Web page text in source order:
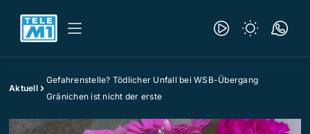
Aktuell
Gefahrenstelle? Tödlicher Unfall bei WSB-Übergang
Gränichen ist nicht der erste